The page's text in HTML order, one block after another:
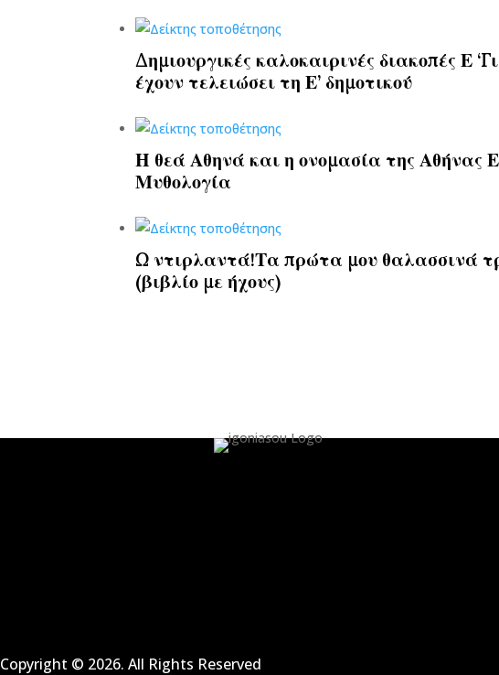
Δημιουργικές καλοκαιρινές διακοπές Ε
έχουν τελειώσει τη Ε’ δημοτικού
Η θεά Αθηνά και η ονομασία της Αθήνας
Μυθολογία
Ω ντιρλαντά!Τα πρώτα μου θαλασσινά
(βιβλίο με ήχους)
Copyright © 2026. All Rights Reserved